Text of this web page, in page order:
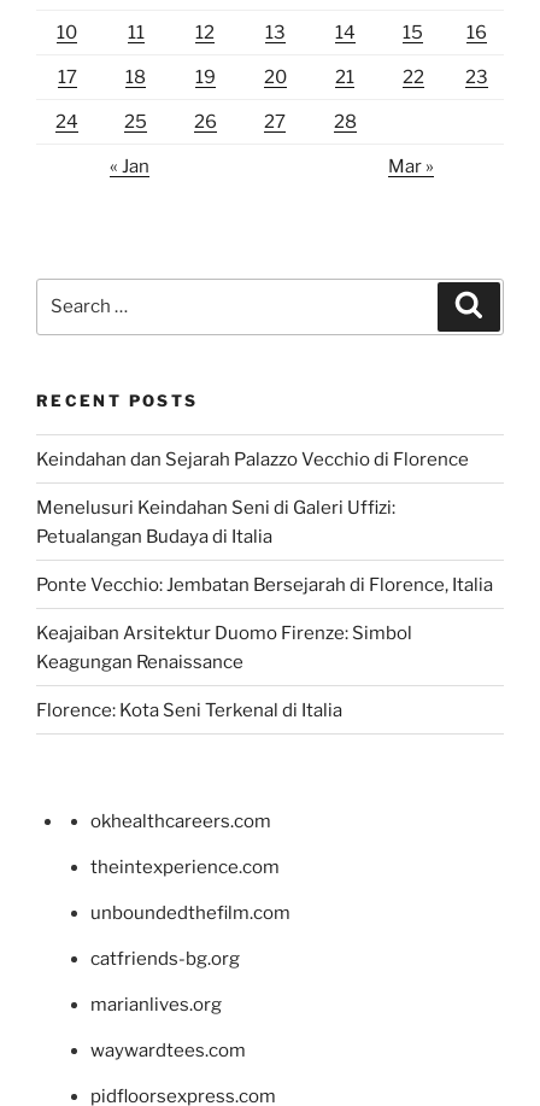
10 11 12 13 14 15 16
17 18 19 20 21 22 23
24 25 26 27 28
« Jan Mar »
RECENT POSTS
Keindahan dan Sejarah Palazzo Vecchio di Florence
Menelusuri Keindahan Seni di Galeri Uffizi:
Petualangan Budaya di Italia
Ponte Vecchio: Jembatan Bersejarah di Florence, Italia
Keajaiban Arsitektur Duomo Firenze: Simbol
Keagungan Renaissance
Florence: Kota Seni Terkenal di Italia
okhealthcareers.com
theintexperience.com
unboundedthefilm.com
catfriends-bg.org
marianlives.org
waywardtees.com
pidfloorsexpress.com